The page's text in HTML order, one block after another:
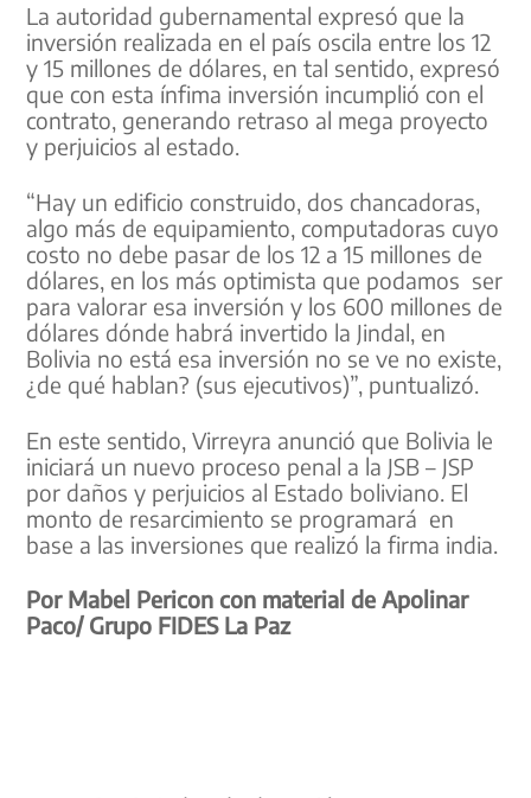
La autoridad gubernamental expresó que la
inversión realizada en el país oscila entre los 12
y 15 millones de dólares, en tal sentido, expresó
que con esta ínfima inversión incumplió con el
contrato, generando retraso al mega proyecto
y perjuicios al estado.
“Hay un edificio construido, dos chancadoras,
algo más de equipamiento, computadoras cuyo
costo no debe pasar de los 12 a 15 millones de
dólares, en los más optimista que podamos ser
para valorar esa inversión y los 600 millones de
dólares dónde habrá invertido la Jindal, en
Bolivia no está esa inversión no se ve no existe,
¿de qué hablan? (sus ejecutivos)”, puntualizó.
En este sentido, Virreyra anunció que Bolivia le
iniciará un nuevo proceso penal a la JSB – JSP
por daños y perjuicios al Estado boliviano. El
monto de resarcimiento se programará en
base a las inversiones que realizó la firma india.
Por Mabel Pericon con material de Apolinar
Paco/ Grupo FIDES La Paz